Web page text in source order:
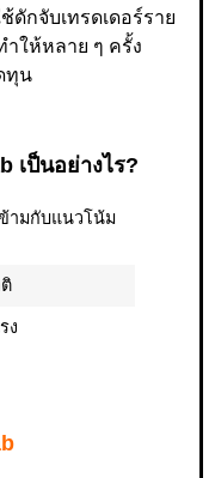
ดักจับเทรดเดอร์ราย
ให้หลาย ๆ ครั้ง
ทุน
เป็นอย่างไร?
ามกับแนวโน้ม
ง